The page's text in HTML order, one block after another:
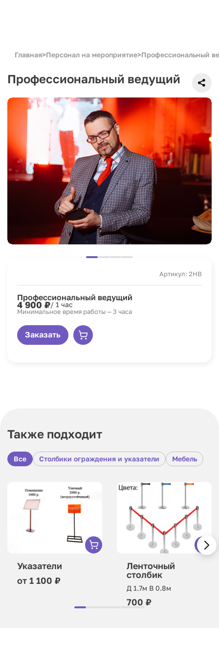
Главная>Персонал на мероприятие>Профессиональный
Профессиональный ведущий
Артикул: 2HB
Профессиональный ведущий
4 900 ₽/ 1 час
Минимальное время работы — 3 часа
Заказать
Также подходит
Все Столбики ограждения и указатели Мебель
Указатели
от 1 100 ₽
Ленточный
столбик
Д 1.7м В 0.8м
700 ₽